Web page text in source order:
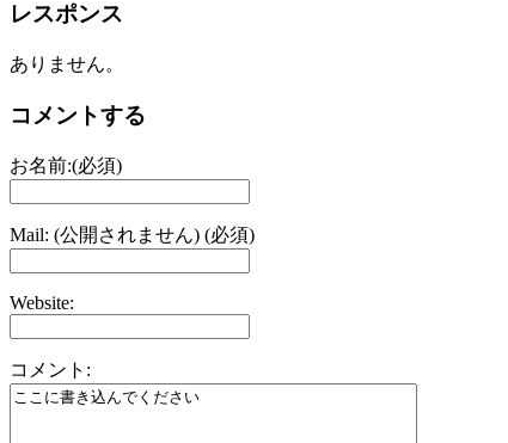
レスポンス
ありません。
コメントする
お名前:(必須)
Mail: (公開されません) (必須)
Website:
コメント: